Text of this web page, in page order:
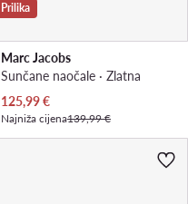
Prilika
Marc Jacobs
Sunčane naočale · Zlatna
Trenutna cijena
125,99€
Najniža cijena139,99 €